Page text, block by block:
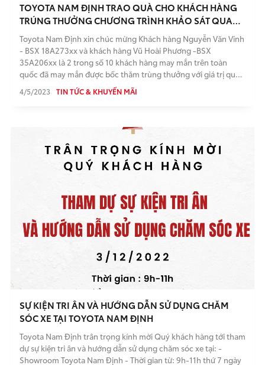
TOYOTA NAM ĐỊNH TRAO QUÀ CHO KHÁCH HÀNG
TRÚNG THƯỞNG CHƯƠNG TRÌNH KHẢO SÁT QUA
TIN NHẮN CỦA TOYOTA VIỆT NAM
Toyota Nam Định xin chúc mừng Khách hàng Nguyễn Văn Vinh
- BSX 18A273xx và khách hàng Vũ Hoài Phương -BSX
35A206xx là 2 trong số 10 khách hàng may mắn trên toàn
quốc đã may mắn được bốc thăm trùng thưởng với giá trị quà
tặng là coupon 2.000.000 vnđ trong chương trình tham gia trả
lời khảo sát qua tin nhắn của Toyota Việt Nam sau khi làm dịch
4/5/2023 TIN TỨC & KHUYẾN MÃI
SỰ KIỆN TRI ÂN VÀ HƯỚNG DẪN SỬ DỤNG CHĂM
SÓC XE TẠI TOYOTA NAM ĐỊNH
Toyota Nam Định trân trọng kính mời Quý khách hàng tới tham
dự sự kiện tri ân và hướng dẫn sử dụng chăm sóc xe tại: -
Showroom Toyota Nam Định - Thời gian từ: 9h-11h thứ 7 ngày